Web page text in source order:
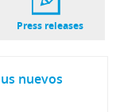
Press releases
nuevos